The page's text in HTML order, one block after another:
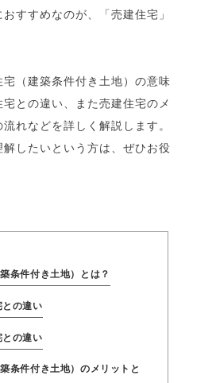
すすめなのが、「売建住宅」
（建築条件付き土地）の意味
との違い、また売建住宅のメ
れなどを詳しく解説します。
したいという方は、ぜひお役
条件付き土地）とは？
の違い
の違い
条件付き土地）のメリットと